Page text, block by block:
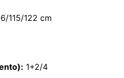
115/122 cm
1+2/4